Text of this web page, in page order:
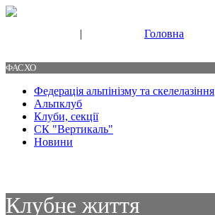
| Головна
ФАСХО
Федерація альпінізму та скелелазіння
Альпклуб
Клуби, секції
СК "Вертикаль"
Новини
Клубне життя